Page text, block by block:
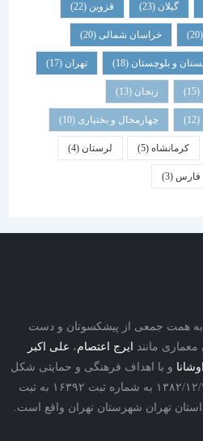
قزوین
خراسان شمالی(20)
(18) تهران
زنجان
چهارمحال و بختیاری (10)
(5) لرستان (4)
جمعی از پیشکسوتان و دست
مانندایرج اعتصام،علی اکبر
با اهداف فرهنگی و حمایتی شکل
گرفته‌است. انجمن در تاریخ ۱۳۸۲/۱۲/۲۵ به شماره ثبت ۱۶۳۹۲ به ثبت
شهرستان تهران واقع است.